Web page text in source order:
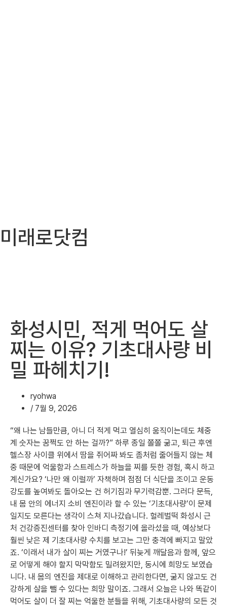
미래로닷컴
화성시민, 적게 먹어도 살
찌는 이유? 기초대사량 비
밀 파헤치기!
ryohwa
/ 7월 9, 2026
“왜 나는 남들만큼, 아니 더 적게 먹고 열심히 움직이는데도 체중
계 숫자는 꿈쩍도 안 하는 걸까?” 하루 종일 쫄쫄 굶고, 퇴근 후엔
헬스장 사이클 위에서 땀을 쥐어짜 봐도 좀처럼 줄어들지 않는 체
중 때문에 억울함과 스트레스가 하늘을 찌를 듯한 경험, 혹시 하고
계신가요? ‘나만 왜 이럴까’ 자책하며 점점 더 식단을 조이고 운동
강도를 높여봐도 돌아오는 건 허기짐과 무기력감뿐. 그러다 문득,
내 몸 안의 에너지 소비 엔진이라 할 수 있는 ‘기초대사량’이 문제
일지도 모른다는 생각이 스쳐 지나갔습니다. 헐레벌떡 화성시 근
처 건강증진센터를 찾아 인바디 측정기에 올라섰을 때, 예상보다
훨씬 낮은 제 기초대사량 수치를 보고는 그만 충격에 빠지고 말았
죠. ‘이래서 내가 살이 찌는 거였구나!’ 뒤늦게 깨달음과 함께, 앞으
로 어떻게 해야 할지 막막함도 밀려왔지만, 동시에 희망도 보였습
니다. 내 몸의 엔진을 제대로 이해하고 관리한다면, 굶지 않고도 건
강하게 살을 뺄 수 있다는 희망 말이죠. 그래서 오늘은 나와 똑같이
먹어도 살이 더 잘 찌는 억울한 분들을 위해, 기초대사량의 모든 것